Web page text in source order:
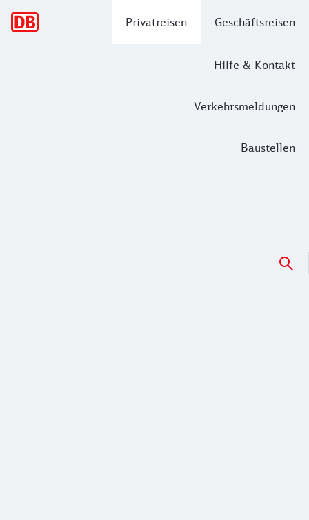
Privatreisen Geschäftsreisen
Hilfe & Kontakt
Verkehrsmeldungen
Baustellen